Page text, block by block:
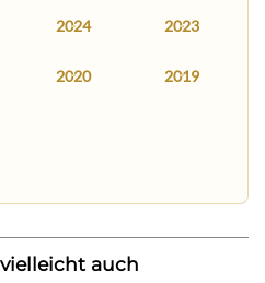
2024 2023
2020 2019
auch